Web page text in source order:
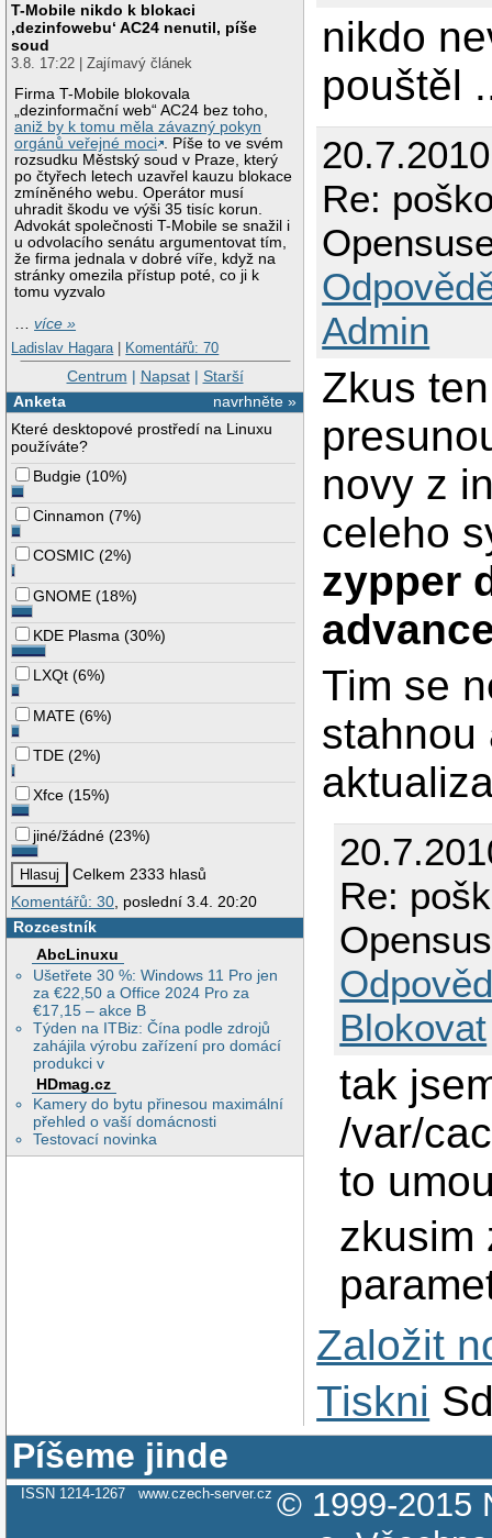
T-Mobile nikdo k blokaci
‚dezinfowebu‘ AC24 nenutil, píše
soud
3.8. 17:22 | Zajímavý článek
Firma T-Mobile blokovala
„dezinformační web“ AC24 bez toho,
aniž by k tomu měla závazný pokyn
orgánů veřejné moci . Píše to ve svém
rozsudku Městský soud v Praze, který
po čtyřech letech uzavřel kauzu blokace
zmíněného webu. Operátor musí
uhradit škodu ve výši 35 tisíc korun.
Advokát společnosti T-Mobile se snažil i
u odvolacího senátu argumentovat tím,
že firma jednala v dobré víře, když na
stránky omezila přístup poté, co ji k
tomu vyzvalo
…více »
Ladislav Hagara | Komentářů: 70
Centrum | Napsat| Starší
navrhněte »
Anketa
Které desktopové prostředí na Linuxu
používáte?
Budgie (10%)
Cinnamon (7%)
COSMIC (2%)
GNOME (18%)
KDE Plasma (30%)
LXQt (6%)
MATE (6%)
TDE (2%)
Xfce (15%)
jiné/žádné (23%)
Celkem 2333 hlasů
Komentářů: 30, poslední 3.4. 20:20
Rozcestník
AbcLinuxu
Ušetřete 30 %: Windows 11 Pro jen
za €22,50 a Office 2024 Pro za
€17,15 – akce B
Týden na ITBiz: Čína podle zdrojů
zahájila výrobu zařízení pro domácí
produkci v
HDmag.cz
Kamery do bytu přinesou maximální
přehled o vaší domácnosti
Testovací novinka
nikdo
pouštěl
Re:
Admin
Zkus
novy z
celeho
zypper
Tim se
stahnou
Re:
Blokovat
tak
/var/
to
zkusim
Založit
Tiskni
Píšeme jinde
ISSN 1214-1267 www.czech-server.cz © 1999-2015